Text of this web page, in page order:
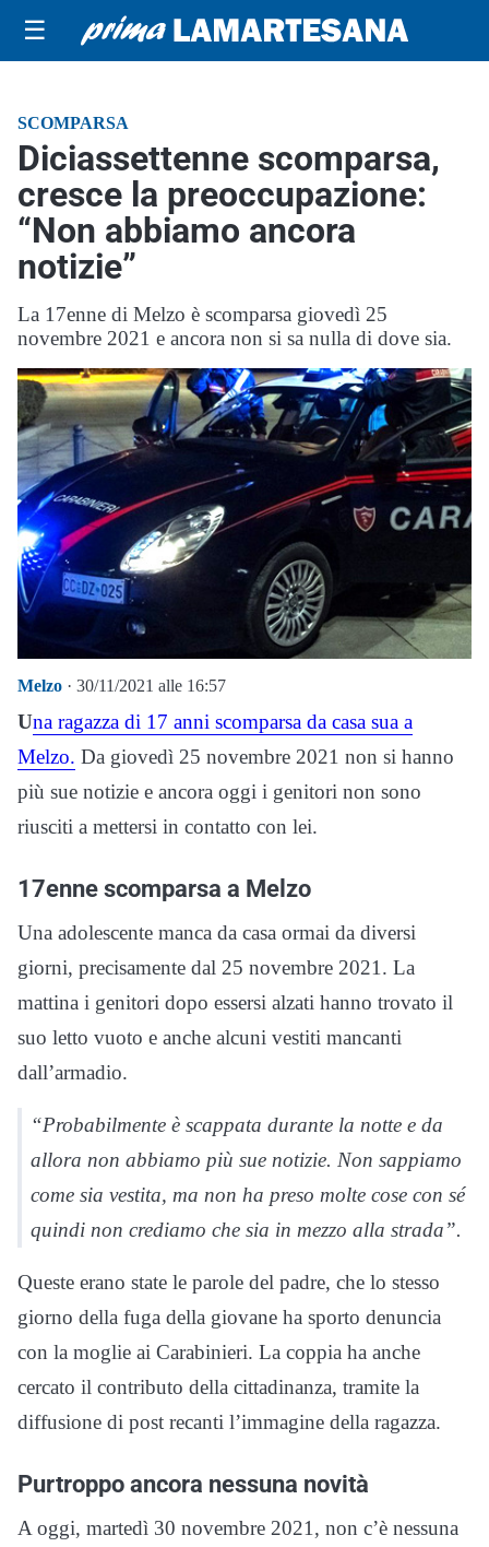
☰
SCOMPARSA
Diciassettenne scomparsa,
cresce la preoccupazione:
“Non abbiamo ancora
notizie”
La 17enne di Melzo è scomparsa giovedì 25
novembre 2021 e ancora non si sa nulla di dove sia.
Melzo · 30/11/2021 alle 16:57
Una ragazza di 17 anni scomparsa da casa sua a
Melzo. Da giovedì 25 novembre 2021 non si hanno
più sue notizie e ancora oggi i genitori non sono
riusciti a mettersi in contatto con lei.
17enne scomparsa a Melzo
Una adolescente manca da casa ormai da diversi
giorni, precisamente dal 25 novembre 2021. La
mattina i genitori dopo essersi alzati hanno trovato il
suo letto vuoto e anche alcuni vestiti mancanti
dall’armadio.
“Probabilmente è scappata durante la notte e da
allora non abbiamo più sue notizie. Non sappiamo
come sia vestita, ma non ha preso molte cose con sé
quindi non crediamo che sia in mezzo alla strada”.
Queste erano state le parole del padre, che lo stesso
giorno della fuga della giovane ha sporto denuncia
con la moglie ai Carabinieri. La coppia ha anche
cercato il contributo della cittadinanza, tramite la
diffusione di post recanti l’immagine della ragazza.
Purtroppo ancora nessuna novità
A oggi, martedì 30 novembre 2021, non c’è nessuna